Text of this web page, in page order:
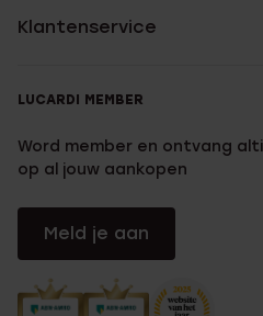
Klantenservice
LUCARDI MEMBER
Word member en ontvang
op al jouw aankopen
Meld je aan